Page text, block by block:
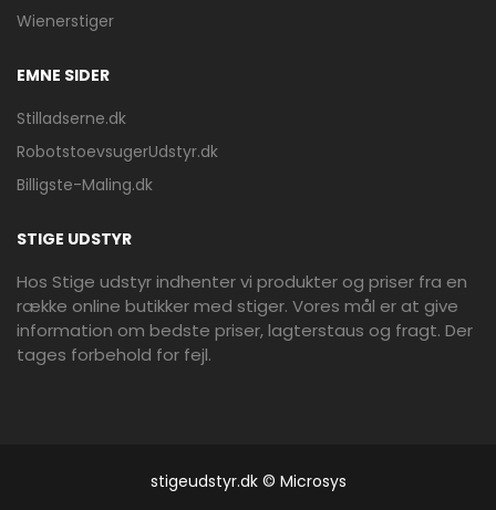
Wienerstiger
EMNE SIDER
Stilladserne.dk
RobotstoevsugerUdstyr.dk
Billigste-Maling.dk
STIGE UDSTYR
Hos Stige udstyr indhenter vi produkter og priser fra en
række online butikker med stiger. Vores mål er at give
information om bedste priser, lagterstaus og fragt. Der
tages forbehold for fejl.
stigeudstyr.dk © Microsys